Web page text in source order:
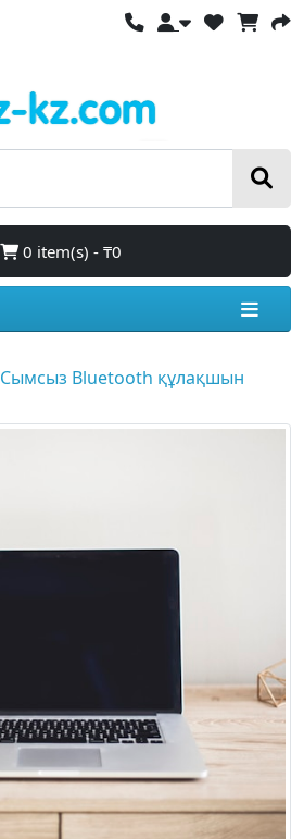
0 item(s) - ₸0
Сымсыз Bluetooth құлақшын